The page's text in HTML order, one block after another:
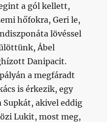
a gól kellett,
hőfokra, Geri le,
lövéssel
Ábel
Danipacit.
a megfáradt
is érkezik, egy
akivel eddig
Lukit, most meg,